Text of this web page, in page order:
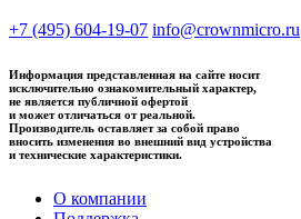
+7 (495) 604-19-07 info@crownmicro.ru
Информация представленная на сайте носит
исключительно ознакомительный характер,
не является публичной офертой
и может отличаться от реальной.
Производитель оставляет за собой право
вносить изменения во внешний вид устройства
и технические характеристики.
О компании